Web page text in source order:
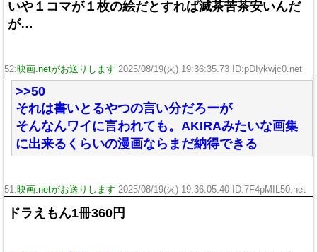
いや１コマが１枚の絵だとすれば滅茶苦茶安いんだ
が…
52:映画.netがお送りします 2025/08/19(火) 19:36:35.73 ID:pDIykwjc0.net
>>50
それは書いとるやつの言い分だろーが
そんなんワイに言われても。AKIRAみたいな画集
に出来るくらいの漫画ならまだ納得できる
51:映画.netがお送りします 2025/08/19(火) 19:36:05.40 ID:7F4pMIL50.net
ドラえもん1冊360円